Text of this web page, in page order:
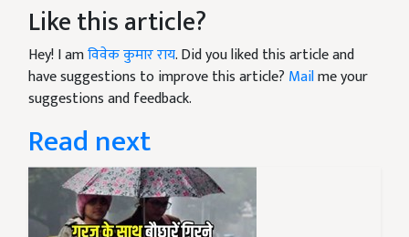
Like this article?
Hey! I amविवेक कुमार राय. Did you liked this article and
have suggestions to improve this article? Mailme your
suggestions and feedback.
Read next